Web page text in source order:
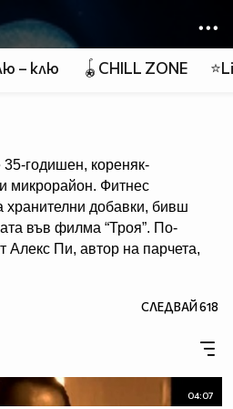
– клю 🪀CHILL ZONE
годишен, кореняк-
микрорайон. Фитнес
хранителни добавки, бивш
във филма “Троя”. По-
Алекс Пи, автор на парчета,
"Белучи"
или най-добре Сандо,
в квартала се крие зад така
СЛЕДВАЙ618
04:07